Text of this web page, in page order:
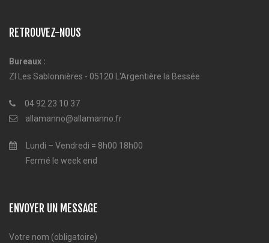
RETROUVEZ-NOUS
Bureaux :
ZI Les Sablonnières - 05120 L'Argentière la Bessée
04 92 23 10 37
allamanno@allamanno.fr
Lundi – Vendredi = 8h00 18h00
Fermé le week end
ENVOYER UN MESSAGE
Votre nom (obligatoire)